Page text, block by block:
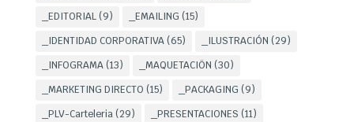
_EDITORIAL(9) _EMAILING (15)
_IDENTIDAD CORPORATIVA(65) _ILUSTRACIÓN (29)
_INFOGRAMA(13) _MAQUETACIÖN (30)
_MARKETING DIRECTO (15) _PACKAGING (9)
_PLV-Carteleria(29) _PRESENTACIONES (11)